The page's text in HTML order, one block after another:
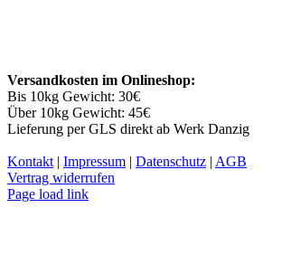
Versandkosten im Onlineshop:
Bis 10kg Gewicht: 30€
Über 10kg Gewicht: 45€
Lieferung per GLS direkt ab Werk Danzig
Kontakt | Impressum | Datenschutz | AGB
Vertrag widerrufen
Facebook
YouTube
Instagram
Page load link